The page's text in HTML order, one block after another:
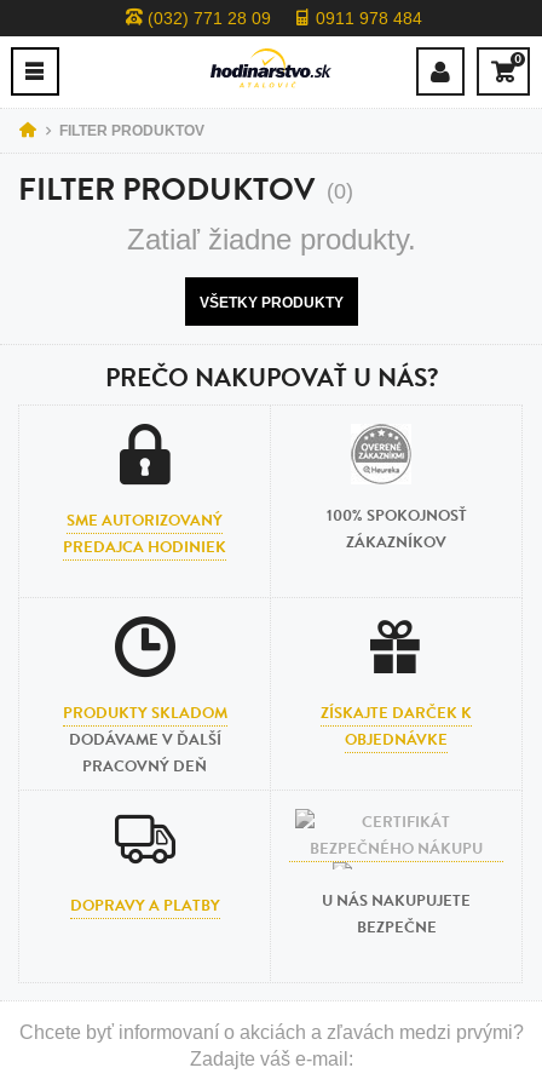
(032) 771 28 09 0911 978 484
0
FILTER PRODUKTOV
FILTER PRODUKTOV (0)
Zatiaľ žiadne produkty.
VŠETKY PRODUKTY
PREČO NAKUPOVAŤ U NÁS?
SME AUTORIZOVANÝ
PREDAJCA HODINIEK
100% SPOKOJNOSŤ
ZÁKAZNÍKOV
PRODUKTY SKLADOM
DODÁVAME V ĎALŠÍ
PRACOVNÝ DEŇ
ZÍSKAJTE DARČEK K
OBJEDNÁVKE
DOPRAVY A PLATBY
U NÁS NAKUPUJETE
BEZPEČNE
Chcete byť informovaní o akciách a zľavách medzi prvými?
Zadajte váš e-mail: